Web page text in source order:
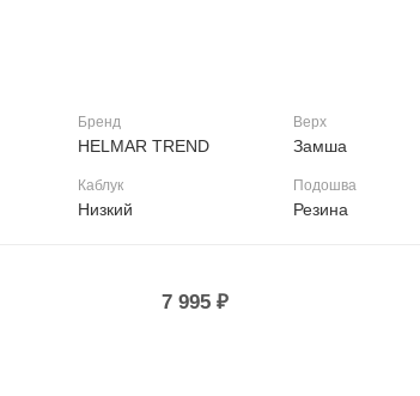
Бренд
HELMAR TREND
Верх
Замша
Каблук
Низкий
Подошва
Резина
7 995 ₽